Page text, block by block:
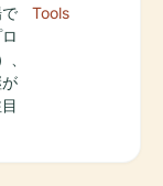
Tools